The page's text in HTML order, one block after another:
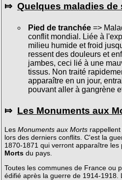
⤇ Quelques maladies de
Pied de tranchée=>
conflit mondial. Liée à
milieu humide et froid
ressent des douleurs et
jambes, ceci lié à une
tissus. Non traité
apparaître en un jour,
pouvant aller à gangrène
⤇ Les Monuments aux
Les Monuments aux Mortsrappellent
lors des derniers conflits. C'est la
1870-1871 qui verront apparaître les
Mortsdu pays.
Toutes les communes de France ou
édifié après la guerre de 1914-1918.